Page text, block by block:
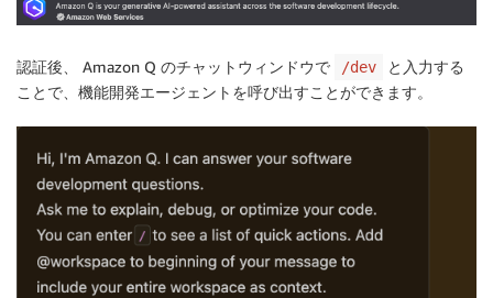
認証後、 Amazon Q のチャットウィンドウで /dev
と入力する
ことで、機能開発エージェントを呼び出すことができます。